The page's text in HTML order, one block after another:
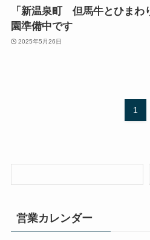
「新温泉町 但馬牛とひまわ
園準備中です
2025年5月26日
1
営業カレンダー